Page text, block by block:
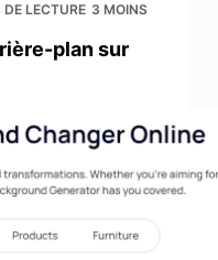
LECTURE 3 MOINS
plan sur